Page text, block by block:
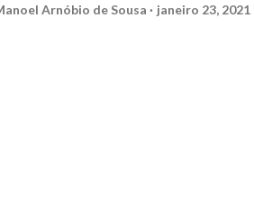
Arnóbio de Sousa janeiro 23, 2021